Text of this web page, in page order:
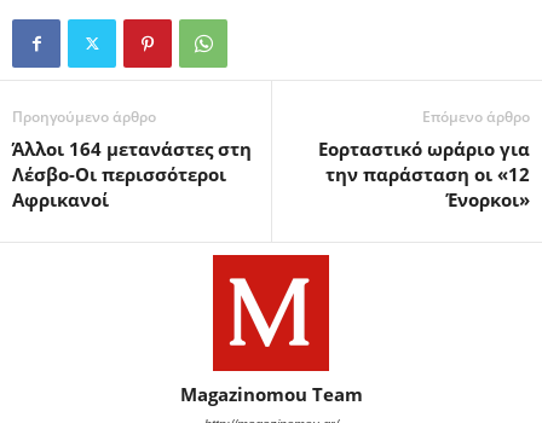
Προηγούμενο άρθρο
Άλλοι 164 μετανάστες στη
Λέσβο-Οι περισσότεροι
Αφρικανοί
Επόμενο άρθρο
Εορταστικό ωράριο για
την παράσταση οι «12
Ένορκοι»
Magazinomou Team